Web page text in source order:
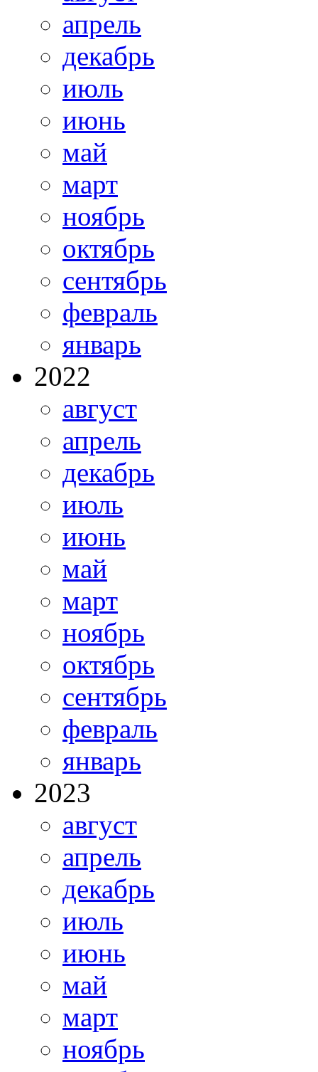
апрель
декабрь
июль
июнь
май
март
ноябрь
октябрь
сентябрь
февраль
январь
2022
август
апрель
декабрь
июль
июнь
май
март
ноябрь
октябрь
сентябрь
февраль
январь
2023
август
апрель
декабрь
июль
июнь
май
март
ноябрь